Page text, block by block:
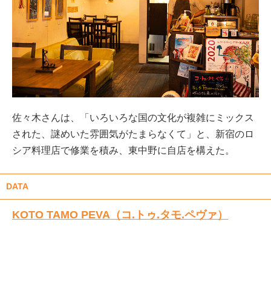
佐々木さんは、「いろいろな国の文化が複雑にミックス
された、謎めいた雰囲気がたまらなくて」と、新宿のロ
シア料理店で修業を積み、東中野に自店を構えた。
DATA
KOTO TAMO PEVA（コ.トゥ.タモ.ペヴァ）